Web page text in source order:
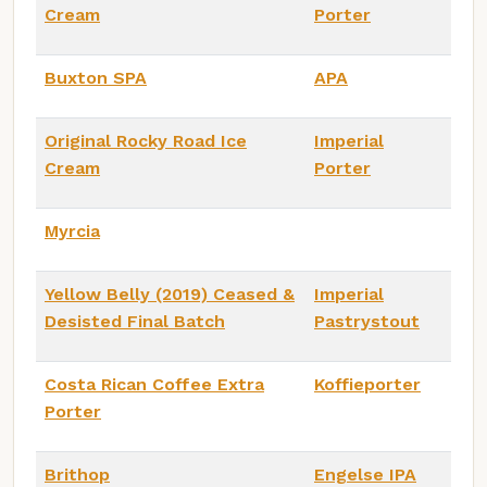
Cream
Porter
Buxton SPA APA
Original Rocky Road Ice
Cream
Imperial
Porter
Myrcia
Yellow Belly (2019) Ceased &
Desisted Final Batch
Imperial
Pastrystout
Costa Rican Coffee Extra
Porter
Koffieporter
Brithop Engelse IPA